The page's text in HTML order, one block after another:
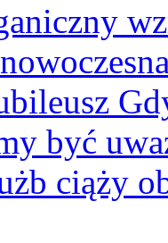
być
ciąży